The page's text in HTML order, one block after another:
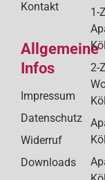
Kontakt
Allgemeine
Infos
Impressum
Datenschutz
Widerruf
Downloads
1-
2-